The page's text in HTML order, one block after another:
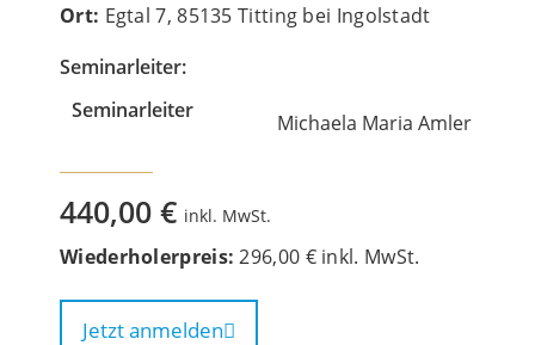
Ort: Egtal 7, 85135 Titting bei Ingolstadt
Seminarleiter:
Seminarleiter
Michaela Maria Amler
440,00 € inkl. MwSt.
Wiederholerpreis:296,00 € inkl. MwSt.
Jetzt anmelden